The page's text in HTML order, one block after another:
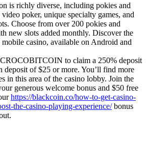
is richly diverse, including pokies and
video poker, unique specialty games, and
Choose from over 200 pokies and
new slots added monthly. Discover the
casino, available on Android and
to claim a 250% deposit
deposit of $25 or more. You’ll find more
in this area of the casino lobby. Join the
generous welcome bonus and $50 free
https://blackcoin.co/how-to-get-casino-
the-casino-playing-experience/bonus